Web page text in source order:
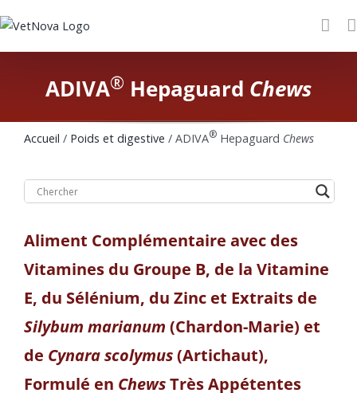
al
contenido
ADIVA® Hepaguard Chews
Accueil / Poids et digestive / ADIVA® Hepaguard Chews
Aliment Complémentaire avec des
Vitamines du Groupe B, de la Vitamine
E, du Sélénium, du Zinc et Extraits de
Silybum marianum (Chardon-Marie) et
de Cynara scolymus(Artichaut),
Formulé en ChewsTrès Appétentes